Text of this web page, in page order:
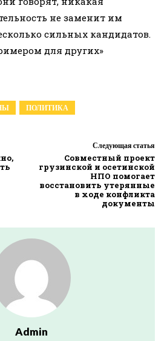
не заменит им
сильных кандидатов.
для других»
ПОЛИТИКА
Следующая статья
Совместный проект
грузинской и осетинской
НПО помогает
восстановить утерянные
в ходе конфликта
документы
Admin